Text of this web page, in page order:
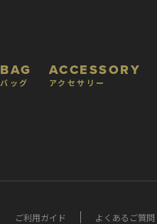
BAG
バッグ
ACCESSORY
アクセサリー
ご利用ガイド よくあるご質問